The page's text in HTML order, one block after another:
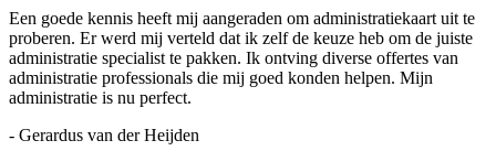
Een goede kennis heeft mij aangeraden om administratiekaart uit te
proberen. Er werd mij verteld dat ik zelf de keuze heb om de juiste
administratie specialist te pakken. Ik ontving diverse offertes van
administratie professionals die mij goed konden helpen. Mijn
administratie is nu perfect.
- Gerardus van der Heijden